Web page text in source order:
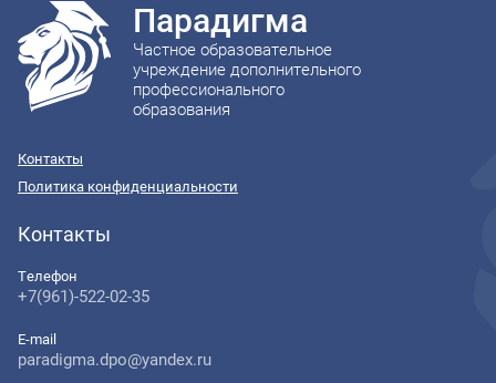
Парадигма
Частное образовательное
учреждение дополнительного
профессионального
образования
Контакты
Политика конфиденциальности
Контакты
Телефон
+7(961)-522-02-35
E-mail
paradigma.dpo@yandex.ru